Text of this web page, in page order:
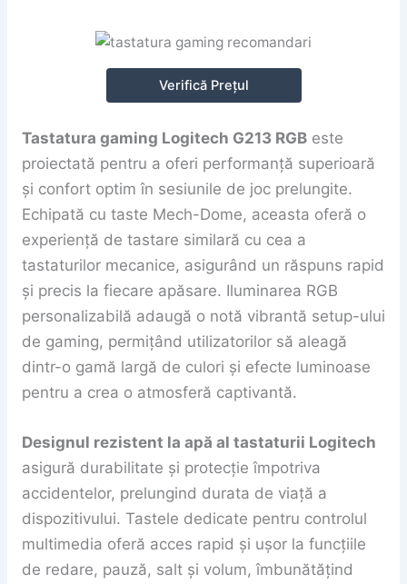
Verifică Prețul
Tastatura gaming Logitech G213 RGBeste
proiectată pentru a oferi performanță superioară
și confort optim în sesiunile de joc prelungite.
Echipată cu taste Mech-Dome, aceasta oferă o
experiență de tastare similară cu cea a
tastaturilor mecanice, asigurând un răspuns rapid
și precis la fiecare apăsare. Iluminarea RGB
personalizabilă adaugă o notă vibrantă setup-ului
de gaming, permițând utilizatorilor să aleagă
dintr-o gamă largă de culori și efecte luminoase
pentru a crea o atmosferă captivantă.
Designul rezistent la apă al tastaturii Logitech
asigură durabilitate și protecție împotriva
accidentelor, prelungind durata de viață a
dispozitivului. Tastele dedicate pentru controlul
multimedia oferă acces rapid și ușor la funcțiile
de redare, pauză, salt și volum, îmbunătățind